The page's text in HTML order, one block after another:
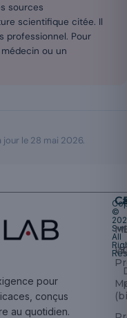
sources
scientifique citée. Il
professionnel. Pour
ou un
jour le 28 mai 2026.
pour
conçus
au quotidien.
©
All